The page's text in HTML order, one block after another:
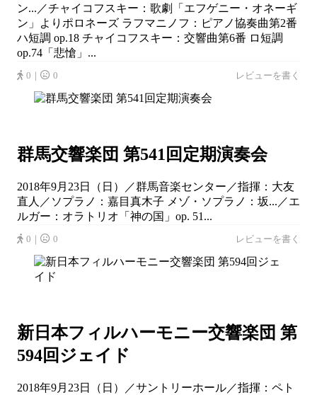
ン...／チャイコフスキー：歌劇「エフゲニー・オネーギ
ン」よりポロネーズ ラフマニノフ：ピアノ協奏曲第2番
ハ短調 op.18 チャイコフスキー：交響曲第6番 ロ短調
op.74「悲愴」...
0｜ 0 レビューを書く
群馬交響楽団 第541回定期演奏会
2018年9月23日（日）／群馬音楽センター／指揮：大友
直人／ソプラノ：嘉目真木子 メゾ・ソプラノ：坂...／エ
ルガー：オラトリオ「神の国」op. 51...
0｜ 0 レビューを書く
新日本フィルハーモニー交響楽団 第
594回ジェイド
2018年9月23日（日）／サントリーホール／指揮：ペト